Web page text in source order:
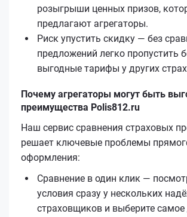
розыгрыши ценных призов,
предлагают агрегаторы.
Риск упустить скидку — без
предложений легко пропустить
выгодные тарифы у других
Почему агрегаторы могут быть
преимущества Polis812.ru
Наш сервис сравнения страховых
решает ключевые проблемы
оформления:
Сравнение в один клик —
условия сразу у нескольких
страховщиков и выберите